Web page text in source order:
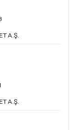
A.Ş.
A.Ş.